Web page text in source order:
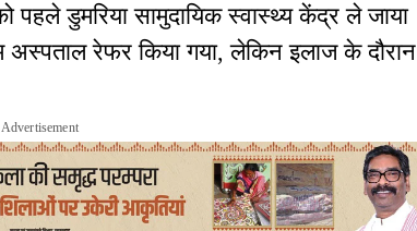
पहले डुमरिया सामुदायिक स्वास्थ्य केंद्र ले जाया
रेफर किया गया, लेकिन इलाज के दौरान
Advertisement